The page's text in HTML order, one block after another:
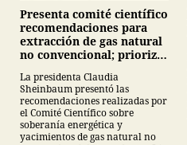
Presenta comité científico
recomendaciones para
extracción de gas natural
no convencional; prioriza
descarta yacimiento
Tampico-Misantla
La presidenta Claudia
Sheinbaum presentó las
recomendaciones realizadas por
el Comité Científico sobre
soberanía energética y
yacimientos de gas natural no